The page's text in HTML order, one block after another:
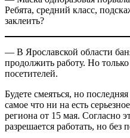
Ребята, средний класс,
заклеить?
— В Ярославской области
продолжить работу. Но
посетителей.
Будете смеяться, но
самое что ни на есть
региона от 15 мая. Согласно
разрешается работать, но без